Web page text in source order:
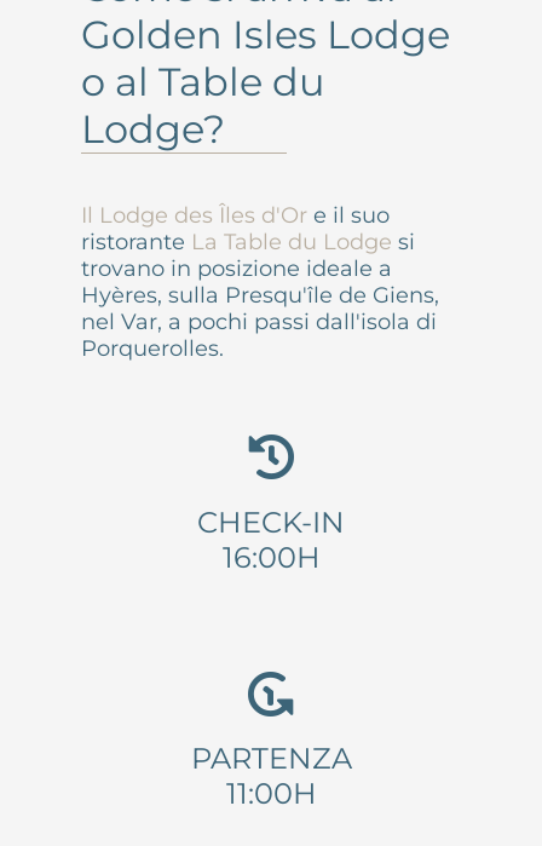
EVENTI
GRUPPI
INFORMAZIONI E ACCESSO
CONTATTO
Golden Isles Lodge
o al Table du
Lodge?
Il Lodge des Îles d'Or e il suo
ristorante La Table du Lodge si
trovano in posizione ideale a
Hyères, sulla Presqu'île de Giens,
nel Var, a pochi passi dall'isola di
Porquerolles.
CHECK-IN
16:00H
PARTENZA
11:00H